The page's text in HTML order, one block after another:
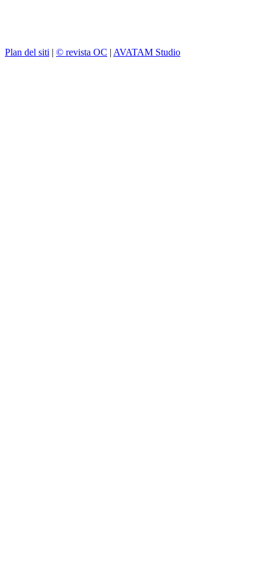
Plan del siti | © revista OC | AVATAM Studio